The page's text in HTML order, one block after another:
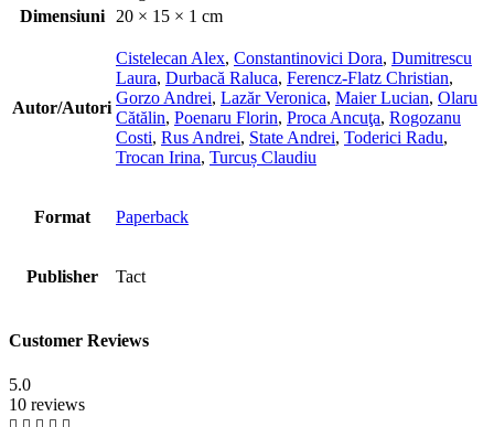
Dimensiuni
20 × 15 × 1 cm
Autor/Autori
Cistelecan Alex, Constantinovici Dora, Dumitrescu
Laura, Durbacă Raluca, Ferencz-Flatz Christian,
Gorzo Andrei, Lazăr Veronica, Maier Lucian, Olaru
Cătălin, Poenaru Florin, Proca Ancuţa, Rogozanu
Costi, Rus Andrei, State Andrei, Toderici Radu,
Trocan Irina, Turcuș Claudiu
Format Paperback
Publisher Tact
Customer Reviews
5.0
10 reviews